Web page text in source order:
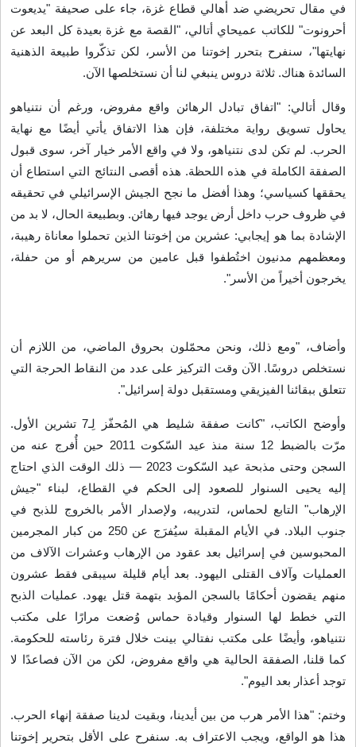
في مقال تحريضي ضد أهالي قطاع غزة، جاء على صحيفة "يديعوت
أحرونوت" للكاتب عميحاي أتالي، "القصة مع غزة بعيدة كل البعد عن
نهايتها"، سنفرح بتحرر إخوتنا من الأسر، لكن تذكّروا طبيعة الذهنية
السائدة هناك. ثلاثة دروس ينبغي لنا أن نستخلصها الآن.
وقال أتالي: "اتفاق تبادل الرهائن واقع مفروض، ورغم أن نتنياهو
يحاول تسويق رواية مختلفة، فإن هذا الاتفاق يأتي أيضًا مع نهاية
الحرب. لم تكن لدى نتنياهو، ولا في واقع الأمر خيار آخر، سوى قبول
الصفقة الكاملة في هذه اللحظة. هذه أقصى النتائج التي استطاع أن
يحققها كسياسي؛ وهذا أفضل ما نجح الجيش الإسرائيلي في تحقيقه
في ظروف حرب داخل أرض يوجد فيها رهائن. وبطبيعة الحال، لا بد من
الإشادة بما هو إيجابي: عشرين من إخوتنا الذين تحملوا معاناة رهيبة،
ومعظمهم مدنيون اختُطفوا قبل عامين من سريرهم أو من حفلة،
يخرجون أخيراً من الأسر ".
وأضاف، "ومع ذلك، ونحن محمّلون بحروق الماضي، من اللازم أن
نستخلص دروسًا. الآن وقت التركيز على عدد من النقاط الحرجة التي
تتعلق ببقائنا الفيزيقي ومستقبل دولة إسرائيل".
وأوضح الكاتب، "كانت صفقة شليط هي المُحفّز لِـ7 تشرين الأول.
مرّت بالضبط 12 سنة منذ عيد السّكوت 2011 حين أُفرج عنه من
السجن وحتى مذبحة عيد السّكوت 2023 — ذلك الوقت الذي احتاج
إليه يحيى السنوار للصعود إلى الحكم في القطاع، لبناء "جيش
الإرهاب" التابع لحماس، لتدريبه، ولإصدار الأمر بالخروج للذبح في
جنوب البلاد. في الأيام المقبلة سيُفرَج عن 250 من كبار المجرمين
المحبوسين في إسرائيل بعد عقود من الإرهاب وعشرات الآلاف من
العمليات وآلاف القتلى اليهود. بعد أيام قليلة سيبقى فقط عشرون
منهم يقضون أحكامًا بالسجن المؤبد بتهمة قتل يهود. عمليات الذبح
التي خطط لها السنوار وقيادة حماس وُضعت مرارًا على مكتب
نتنياهو، وأيضًا على مكتب نفتالي بينت خلال فترة رئاسته للحكومة.
كما قلنا، الصفقة الحالية هي واقع مفروض، لكن من الآن فصاعدًا لا
توجد أعذار بعد اليوم".
وختم: "هذا الأمر هرب من بين أيدينا، وبقيت لدينا صفقة إنهاء الحرب.
هذا هو الواقع، ويجب الاعتراف به. سنفرح على الأقل بتحرير إخوتنا